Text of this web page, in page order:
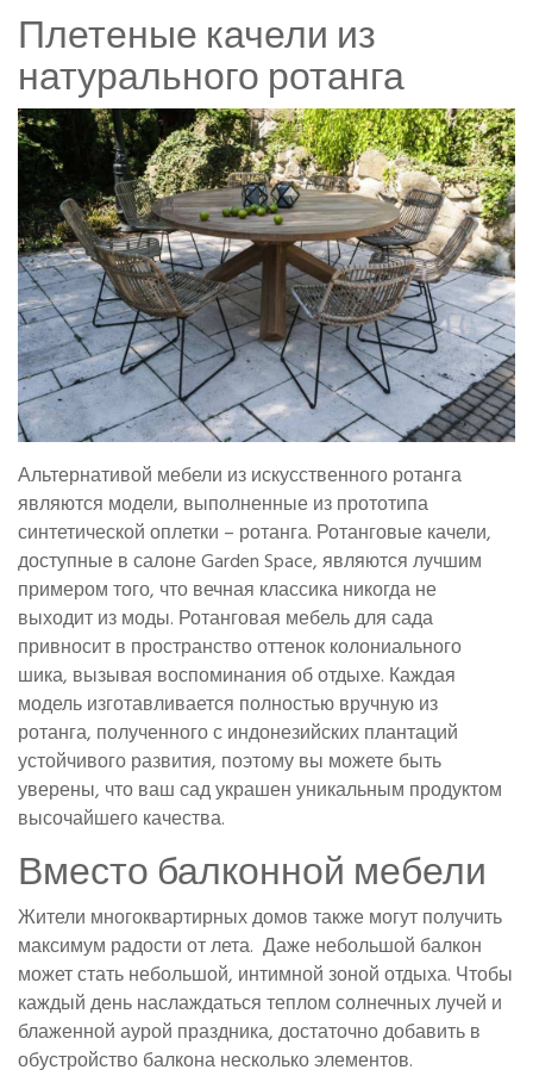
Плетеные качели из
натурального ротанга
Альтернативой мебели из искусственного ротанга
являются модели, выполненные из прототипа
синтетической оплетки – ротанга. Ротанговые качели,
доступные в салоне Garden Space, являются лучшим
примером того, что вечная классика никогда не
выходит из моды. Ротанговая мебель для сада
привносит в пространство оттенок колониального
шика, вызывая воспоминания об отдыхе. Каждая
модель изготавливается полностью вручную из
ротанга, полученного с индонезийских плантаций
устойчивого развития, поэтому вы можете быть
уверены, что ваш сад украшен уникальным продуктом
высочайшего качества.
Вместо балконной мебели
Жители многоквартирных домов также могут получить
максимум радости от лета. Даже небольшой балкон
может стать небольшой, интимной зоной отдыха. Чтобы
каждый день наслаждаться теплом солнечных лучей и
блаженной аурой праздника, достаточно добавить в
обустройство балкона несколько элементов.